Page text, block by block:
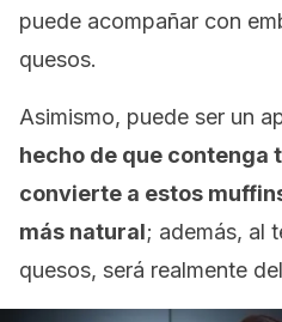
puede acompañar con
quesos.
Asimismo, puede ser un
hecho de que contenga
convierte a estos
más natural; además, al
quesos, será realmente